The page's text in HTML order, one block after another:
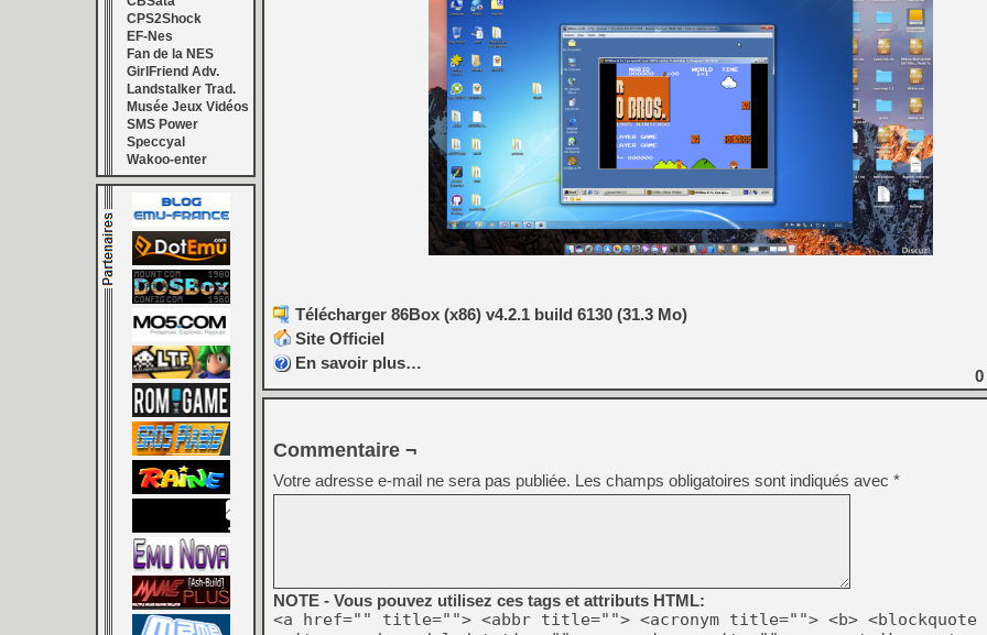
[GK] Dan Houser (GTA)
[GK] Comment EA Sports
[GK] Crimson Moon : un
[GK] Isle of Reveries : le
[GK] Moonlighter 2 : The
[GK] Capcom relance
[Mo5] Deux inédits du
[GK] Le beat'em up The
[GK] Endless Legend 2 :
[LS] [PS5] Le WebKit
[GK] Oubliez Crazy Taxi,
[LS] [Switch] NSZ 5.0.0
[GK] No More Room in
CPS2Shock
EF-Nes
Fan de la NES
GirlFriend Adv.
Landstalker Trad.
Musée Jeux Vidéos
SMS Power
Speccyal
Wakoo-enter
Télécharger 86Box (x86) v4.2.1 build 6130 (31.3 Mo)
Site Officiel
En savoir plus…
0
Commentaire ¬
Votre adresse e-mail ne sera pas publiée. Les champs obligatoires sont indiqués avec *
NOTE - Vous pouvez utilisez ces tags et attributs HTML:
<a href="" title=""> <abbr title=""> <acronym title=""> <b> <blockquote